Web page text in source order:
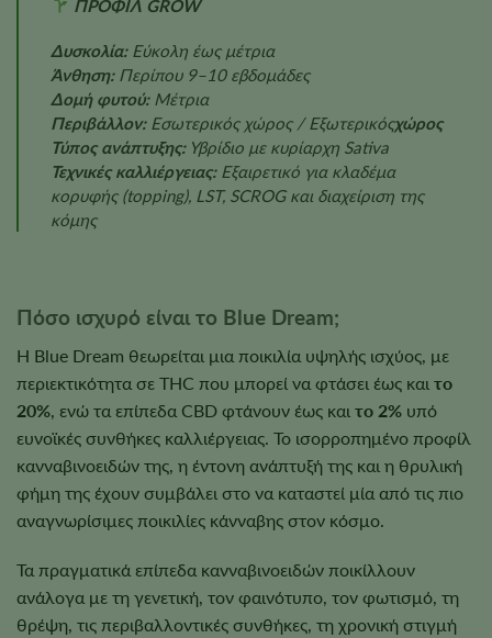
ΠΡΟΦΙΛ GROW
Δυσκολία:Εύκολη έως μέτρια
Άνθηση:Περίπου 9–10 εβδομάδες
Δομή φυτού:Μέτρια
Περιβάλλον:Εσωτερικός χώρος / Εξωτερικόςχώρος
Τύπος ανάπτυξης:Υβρίδιο με κυρίαρχη Sativa
Τεχνικές καλλιέργειας:Εξαιρετικό για κλαδέμα
κορυφής (topping), LST, SCROG και διαχείριση της
κόμης
Πόσο ισχυρό είναι το Blue Dream;
Η Blue Dream θεωρείται μια ποικιλία υψηλής ισχύος, με
περιεκτικότητα σε THC που μπορεί να φτάσει έως και το
20% , ενώ τα επίπεδα CBD φτάνουν έως και το 2% υπό
ευνοϊκές συνθήκες καλλιέργειας. Το ισορροπημένο προφίλ
κανναβινοειδών της, η έντονη ανάπτυξή της και η θρυλική
φήμη της έχουν συμβάλει στο να καταστεί μία από τις πιο
αναγνωρίσιμες ποικιλίες κάνναβης στον κόσμο.
Τα πραγματικά επίπεδα κανναβινοειδών ποικίλλουν
ανάλογα με τη γενετική, τον φαινότυπο, τον φωτισμό, τη
θρέψη, τις περιβαλλοντικές συνθήκες, τη χρονική στιγμή